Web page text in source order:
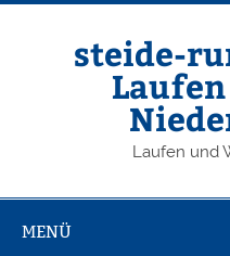
Zum
steide-
Laufen und
MENÜ